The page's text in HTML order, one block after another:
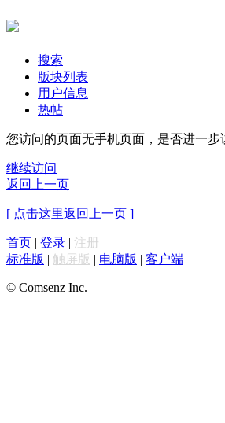
搜索
版块列表
用户信息
热帖
您访问的页面无手机页面，是否进一步
继续访问
返回上一页
[ 点击这里返回上一页 ]
首页 | 登录 | 注册
标准版 | 触屏版 | 电脑版 | 客户端
© Comsenz Inc.